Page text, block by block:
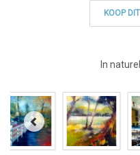
KOOP
In